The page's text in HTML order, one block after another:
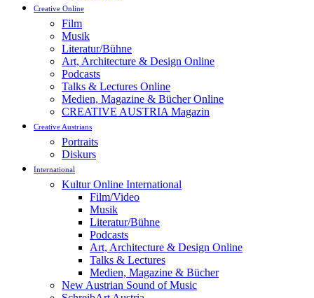
Creative Online
Film
Musik
Literatur/Bühne
Art, Architecture & Design Online
Podcasts
Talks & Lectures Online
Medien, Magazine & Bücher Online
CREATIVE AUSTRIA Magazin
Creative Austrians
Portraits
Diskurs
International
Kultur Online International
Film/Video
Musik
Literatur/Bühne
Podcasts
Art, Architecture & Design Online
Talks & Lectures
Medien, Magazine & Bücher
New Austrian Sound of Music